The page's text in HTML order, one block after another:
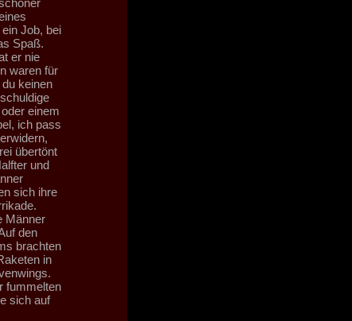
Job, bei
Spaß.
er nie
waren für
keinen
einem
ich pass
übertönt
und
sich ihre
Männer
den
brachten
in
fummelten
sich auf